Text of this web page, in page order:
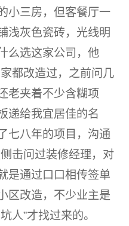
小三房，但客餐厅一
浅灰色瓷砖，光线明
么选这家公司，他
都改造过，之前问几
老夹着不少含糊项
递给我宜居佳的名
七八年的项目，沟通
击问过装修经理，对
是通过口口相传签单
区改造，不少业主是
人”才找过来的。